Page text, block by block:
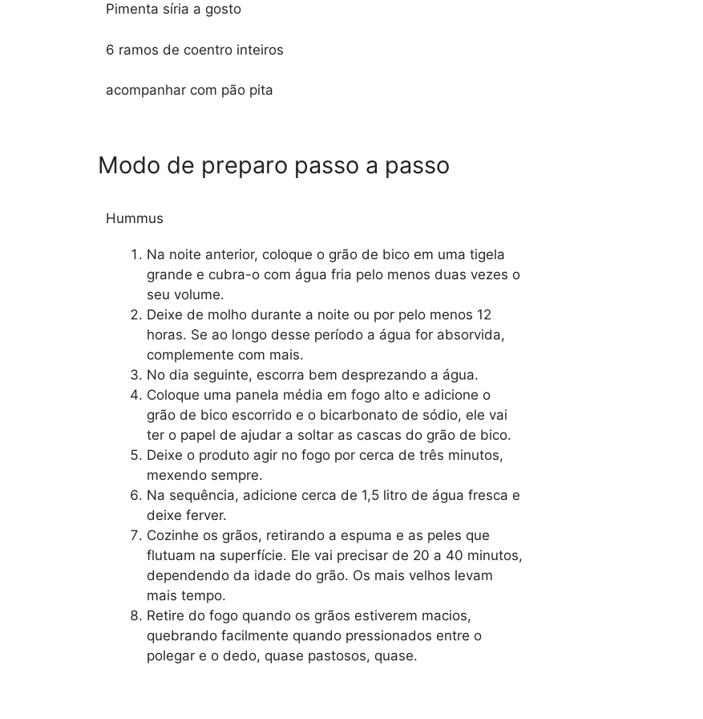
Pimenta síria a gosto
6 ramos de coentro inteiros
acompanhar com pão pita
Modo de preparo passo a passo
Hummus
Na noite anterior, coloque o grão de bico em uma tigela
grande e cubra-o com água fria pelo menos duas vezes o
seu volume.
Deixe de molho durante a noite ou por pelo menos 12
horas. Se ao longo desse período a água for absorvida,
complemente com mais.
No dia seguinte, escorra bem desprezando a água.
Coloque uma panela média em fogo alto e adicione o
grão de bico escorrido e o bicarbonato de sódio, ele vai
ter o papel de ajudar a soltar as cascas do grão de bico.
Deixe o produto agir no fogo por cerca de três minutos,
mexendo sempre.
Na sequência, adicione cerca de 1,5 litro de água fresca e
deixe ferver.
Cozinhe os grãos, retirando a espuma e as peles que
flutuam na superfície. Ele vai precisar de 20 a 40 minutos,
dependendo da idade do grão. Os mais velhos levam
mais tempo.
Retire do fogo quando os grãos estiverem macios,
quebrando facilmente quando pressionados entre o
polegar e o dedo, quase pastosos, quase.